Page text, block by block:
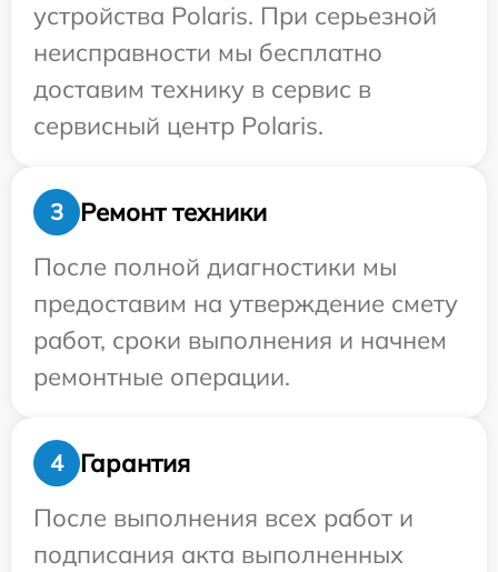
устройства Polaris. При серьезной
неисправности мы бесплатно
доставим технику в сервис в
сервисный центр Polaris.
3
Ремонт техники
После полной диагностики мы
предоставим на утверждение смету
работ, сроки выполнения и начнем
ремонтные операции.
4
Гарантия
После выполнения всех работ и
подписания акта выполненных